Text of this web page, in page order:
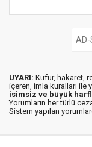
UYARI: Küfür, hakaret,
içeren, imla kuralları ile
isimsiz ve büyük
Yorumların her türlü
Sistem yapılan